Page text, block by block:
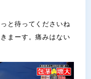
と待ってくださいね
まーす。痛みはない